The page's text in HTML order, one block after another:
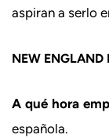
aspiran a serlo
NEW ENGLAND
A qué hora
española.